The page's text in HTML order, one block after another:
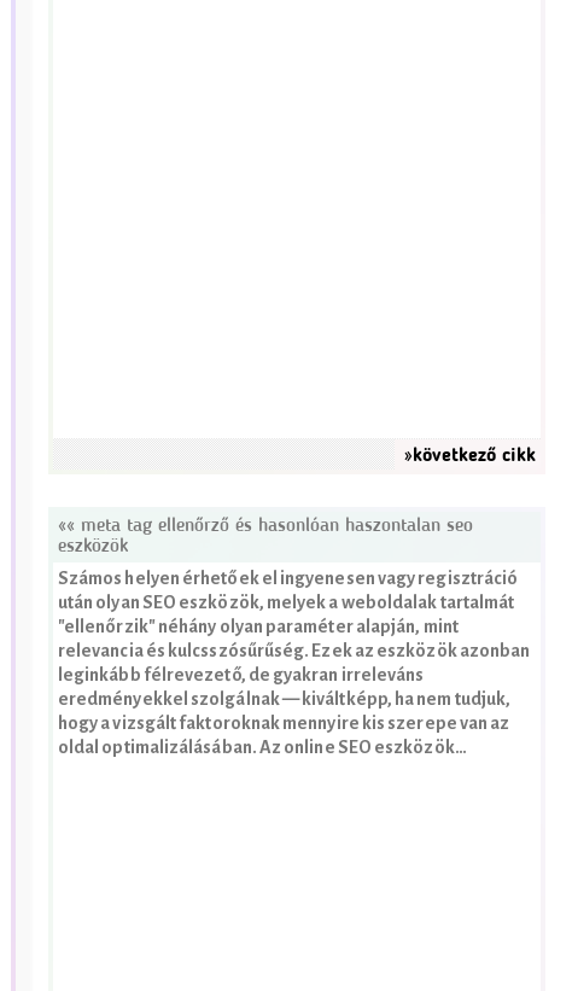
»következő cikk
«« meta tag ellenőrző és hasonlóan haszontalan seo
eszközök
Számos helyen érhetőek el ingyenesen vagy regisztráció
után olyan SEO eszközök, melyek a weboldalak tartalmát
"ellenőrzik" néhány olyan paraméter alapján, mint
relevancia és kulcsszósűrűség. Ezek az eszközök azonban
leginkább félrevezető, de gyakran irreleváns
eredményekkel szolgálnak — kiváltképp, ha nem tudjuk,
hogy a vizsgált faktoroknak mennyire kis szerepe van az
oldal optimalizálásában. Az online SEO eszközök…